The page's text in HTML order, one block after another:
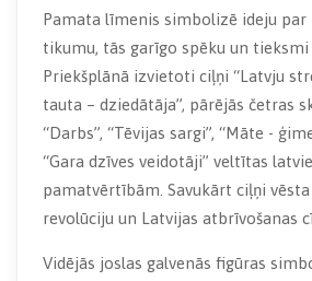
Pamata līmenis simbolizē ideju par
tikumu, tās garīgo spēku un tieksmi
Priekšplānā izvietoti ciļņi “Latvju
tauta – dziedātāja”, pārējās četras
“Darbs”, “Tēvijas sargi”, “Māte -
“Gara dzīves veidotāji” veltītas
pamatvērtībām. Savukārt ciļņi vēsta
revolūciju un Latvijas atbrīvošanas
Vidējās joslas galvenās figūras